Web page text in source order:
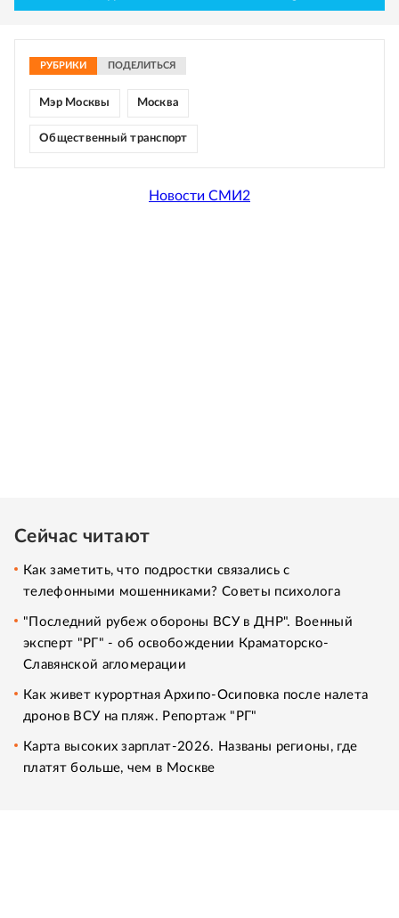
РУБРИКИ ПОДЕЛИТЬСЯ
Мэр Москвы Москва
Общественный транспорт
Новости СМИ2
Сейчас читают
Как заметить, что подростки связались с
телефонными мошенниками? Советы психолога
"Последний рубеж обороны ВСУ в ДНР". Военный
эксперт "РГ" - об освобождении Краматорско-
Славянской агломерации
Как живет курортная Архипо-Осиповка после налета
дронов ВСУ на пляж. Репортаж "РГ"
Карта высоких зарплат-2026. Названы регионы, где
платят больше, чем в Москве